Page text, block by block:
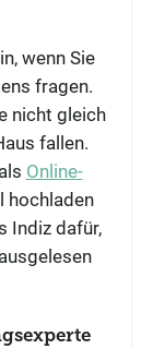
wenn Sie
fragen.
nicht gleich
fallen.
Online-
hochladen
Indiz dafür,